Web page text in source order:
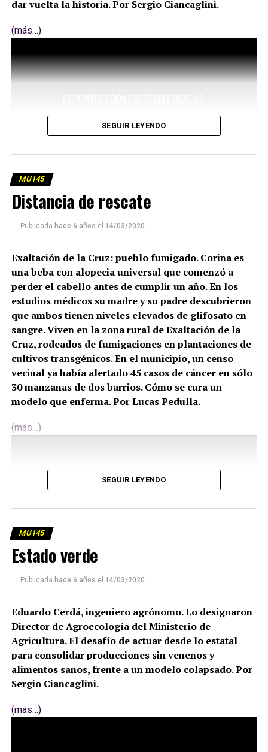
dar vuelta la historia. Por Sergio Ciancaglini.
(más…)
SEGUIR LEYENDO
MU145
Distancia de rescate
Publicada hace 6 años el 14/03/2020
Exaltación de la Cruz: pueblo fumigado. Corina es
una beba con alopecia universal que comenzó a
perder el cabello antes de cumplir un año. En los
estudios médicos su madre y su padre descubrieron
que ambos tienen niveles elevados de glifosato en
sangre. Viven en la zona rural de Exaltación de la
Cruz, rodeados de fumigaciones en plantaciones de
cultivos transgénicos. En el municipio, un censo
vecinal ya había alertado 45 casos de cáncer en sólo
30 manzanas de dos barrios. Cómo se cura un
modelo que enferma. Por Lucas Pedulla.
(más…)
SEGUIR LEYENDO
MU145
Estado verde
Publicada hace 6 años el 14/03/2020
Eduardo Cerdá, ingeniero agrónomo. Lo designaron
Director de Agroecología del Ministerio de
Agricultura. El desafío de actuar desde lo estatal
para consolidar producciones sin venenos y
alimentos sanos, frente a un modelo colapsado. Por
Sergio Ciancaglini.
(más…)